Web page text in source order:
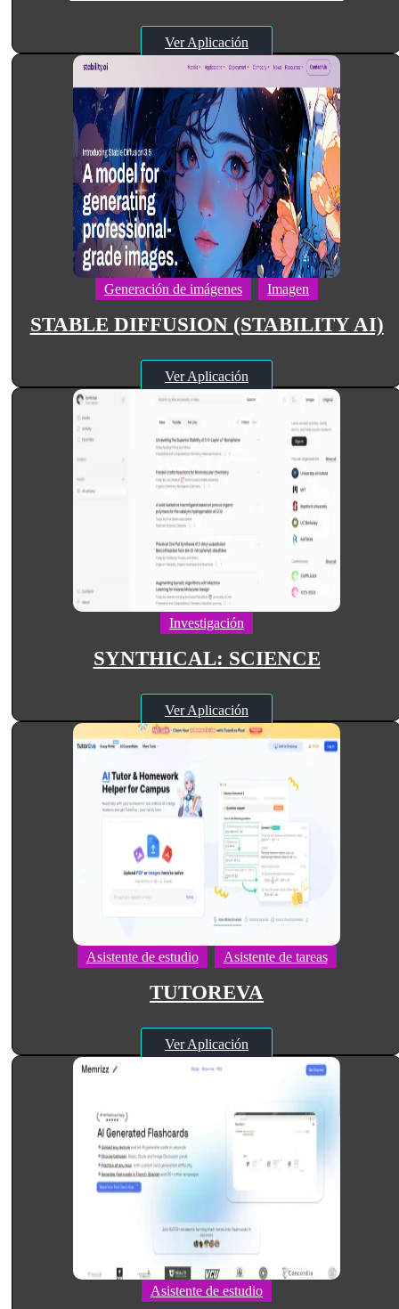
Ver Aplicación
Generación de imágenes Imagen
STABLE DIFFUSION (STABILITY AI)
Ver Aplicación
Investigación
SYNTHICAL: SCIENCE
Ver Aplicación
Asistente de estudio Asistente de tareas
TUTOREVA
Ver Aplicación
Asistente de estudio